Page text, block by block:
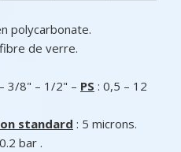
polycarbonate.
de verre.
3/8" – 1/2" – PS : 0,5 – 12
standard : 5 microns.
bar .